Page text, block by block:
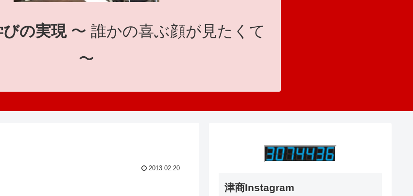
の実現〜 誰かの喜ぶ顔が見たくて
〜
2013.02.20
津商Instagram